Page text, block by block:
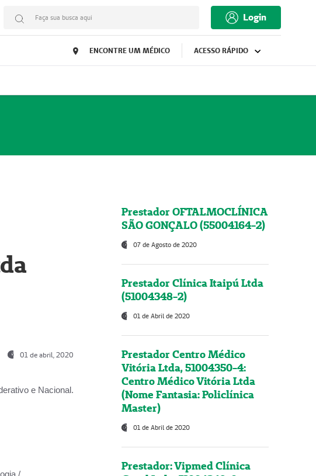
Faça sua busca aqui Login
ENCONTRE UM MÉDICO ACESSO RÁPIDO
01 de abril, 2020
e Nacional.
Prestador OFTALMOCLÍNICA
SÃO GONÇALO (55004164-2)
07 de Agosto de 2020
Prestador Clínica Itaipú Ltda
(51004348-2)
01 de Abril de 2020
Prestador Centro Médico
Vitória Ltda, 51004350-4:
Centro Médico Vitória Ltda
(Nome Fantasia: Policlínica
Master)
01 de Abril de 2020
Prestador: Vipmed Clínica